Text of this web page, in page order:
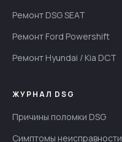
Ремонт DSG SEAT
Ремонт Ford Powershift
Ремонт Hyundai / Kia DCT
ЖУРНАЛ DSG
Причины поломки DSG
Симптомы неисправности